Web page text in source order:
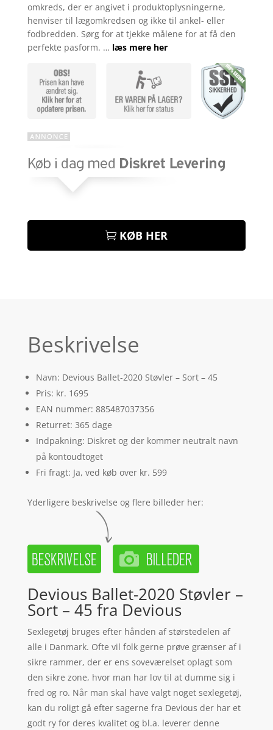
omkreds, der er angivet i produktoplysningerne,
henviser til lægomkredsen og ikke til ankel- eller
fodbredden. Sørg for at tjekke målene for at få den
perfekte pasform. … læs mere her
KØB HER
Beskrivelse
Navn: Devious Ballet-2020 Støvler – Sort – 45
Pris: kr. 1695
EAN nummer: 885487037356
Returret: 365 dage
Indpakning: Diskret og der kommer neutralt navn
på kontoudtoget
Fri fragt: Ja, ved køb over kr. 599
Yderligere beskrivelse og flere billeder her:
Devious Ballet-2020 Støvler –
Sort – 45 fra Devious
Sexlegetøj bruges efter hånden af størstedelen af
alle i Danmark. Ofte vil folk gerne prøve grænser af i
sikre rammer, der er ens soveværelset oplagt som
den sikre zone, hvor man har lov til at dumme sig i
fred og ro. Når man skal have valgt noget sexlegetøj,
kan du roligt gå efter sagerne fra Devious der har et
godt ry for deres kvalitet og bl.a. leverer denne